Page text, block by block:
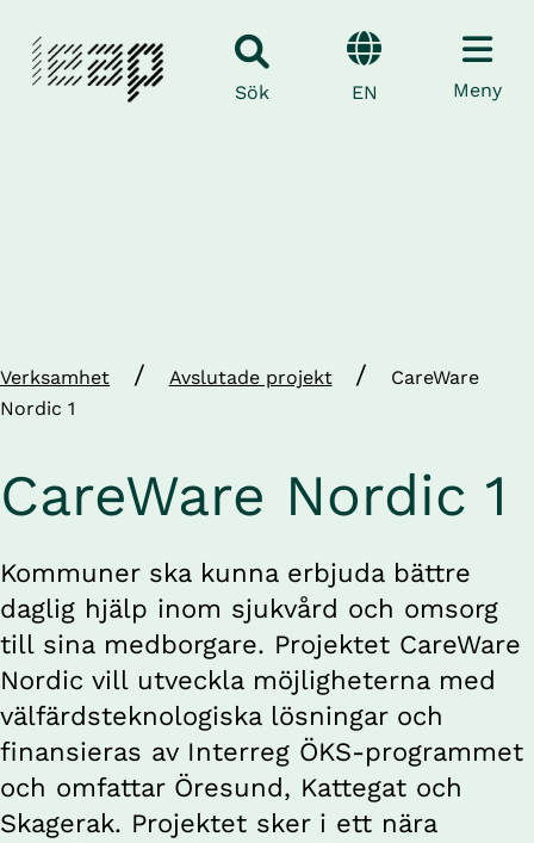
Sök EN Meny
Verksamhet / Avslutade projekt /
CareWare
Nordic 1
CareWare Nordic 1
Kommuner ska kunna erbjuda bättre
daglig hjälp inom sjukvård och omsorg
till sina medborgare. Projektet CareWare
Nordic vill utveckla möjligheterna med
välfärdsteknologiska lösningar och
finansieras av Interreg ÖKS-programmet
och omfattar Öresund, Kattegat och
Skagerak. Projektet sker i ett nära